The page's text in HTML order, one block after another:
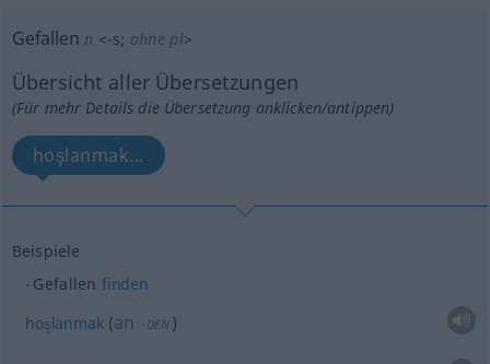
Gefallen n <-s; ohne pl>
Übersicht aller Übersetzungen
(Für mehr Details die Übersetzung anklicken/antippen)
hoşlanmak...
Beispiele
Gefallen finden
hoşlanmak (an -DEN )